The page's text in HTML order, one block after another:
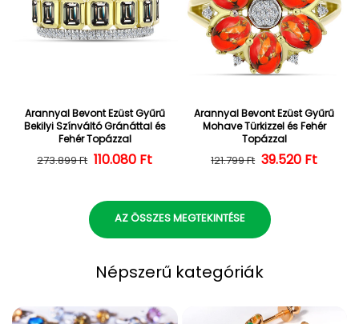
Arannyal Bevont Ezüst Gyűrű
Bekilyi Színváltó Gránáttal és
Fehér Topázzal
Normál ár
273.899 Ft Kedvezményes ár
110.080 Ft
Arannyal Bevont Ezüst Gyűrű
Mohave Türkizzel és Fehér
Topázzal
Normál ár
121.799 Ft 39.520 Ft
AZ ÖSSZES MEGTEKINTÉSE
Népszerű kategóriák